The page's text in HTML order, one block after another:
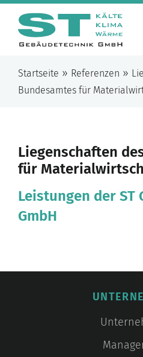
Startseite » Referenzen »
Bundesamtes für
Liegenschaften
für
Leistungen der ST
GmbH